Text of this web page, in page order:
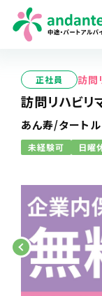
正社員 訪問
訪問リハビリ
あん寿/タートル
未経験可 日曜